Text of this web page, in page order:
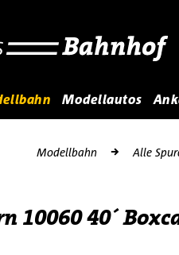
Modellautos
Modellbahn Alle
10060 40´